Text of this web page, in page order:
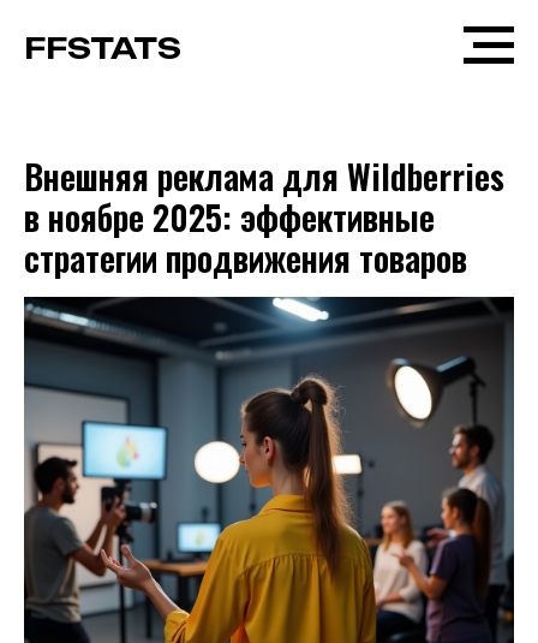
FFSTATS
Внешняя реклама для Wildberries
в ноябре 2025: эффективные
стратегии продвижения товаров